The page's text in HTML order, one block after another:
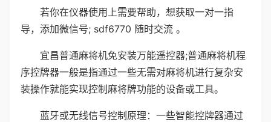
若你在仪器使用上需要帮助，想获取一对一指
导，添加微信号; sdf6770 随时交流 。
宜昌普通麻将机免安装万能遥控器;普通麻将机程
序控牌器一般是指通过一些无需对麻将机进行复杂安
装操作就能实现控制麻将牌功能的设备或工具。
蓝牙或无线信号控制原理：一些智能控牌器通过